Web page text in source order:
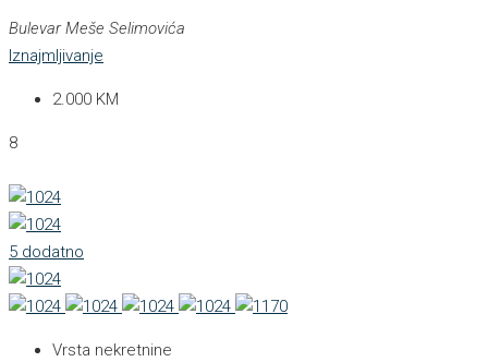
Bulevar Meše Selimovića
Iznajmljivanje
2.000 KM
8
5 dodatno
Vrsta nekretnine